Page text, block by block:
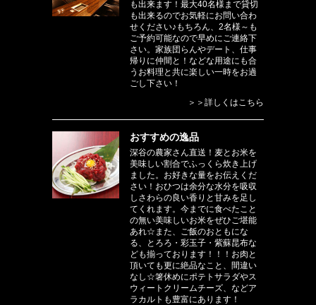
も出来ます！最大40名様まで貸切
も出来るのでお気軽にお問い合わ
せください♪もちろん、2名様～も
ご予約可能なので早めにご連絡下
さい。家族団らんやデート、仕事
帰りに仲間と！などな用途にも合
うお料理と共に楽しい一時をお過
ごし下さい！
＞＞詳しくはこちら
おすすめの逸品
深谷の農家さん直送！麦とお米を
美味しい割合でふっくら炊き上げ
ました。お好きな量をお伝えくだ
さい！おひつは余分な水分を吸収
しさわらの良い香りと甘みを足し
てくれます。今までに食べたこと
の無い美味しいお米をぜひご堪能
あれ☆また、ご飯のおともにな
る、とろろ・彩玉子・紫蘇昆布な
ども揃っております！！！お肉と
頂いても更に絶品なこと、間違い
なし☆箸休めにポテトサラダやス
ウィートクリームチーズ、などア
ラカルトも豊富にあります！